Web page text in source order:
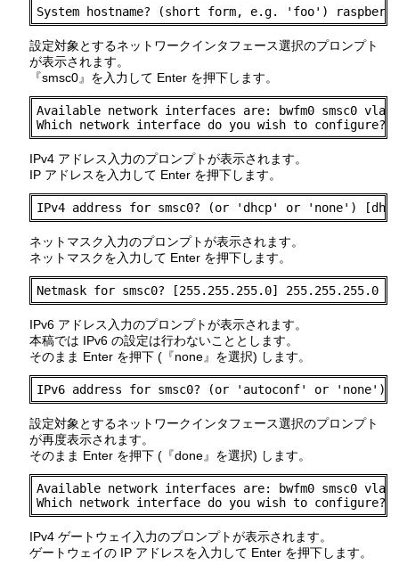
System hostname? (short form, e.g. 'foo')
設定対象とするネットワークインタフェース選択のプロンプト
が表示されます。
『smsc0』を入力して Enter を押下します。
Available network interfaces are: bwfm0 smsc0
Which network interface do you wish to configure?
IPv4 アドレス入力のプロンプトが表示されます。
IP アドレスを入力して Enter を押下します。
IPv4 address for smsc0? (or 'dhcp' or 'none')
ネットマスク入力のプロンプトが表示されます。
ネットマスクを入力して Enter を押下します。
Netmask for smsc0? [255.255.255.0] 255.255.255.0
IPv6 アドレス入力のプロンプトが表示されます。
本稿では IPv6 の設定は行わないこととします。
そのまま Enter を押下 (『none』を選択) します。
IPv6 address for smsc0? (or 'autoconf' or 'none')
設定対象とするネットワークインタフェース選択のプロンプト
が再度表示されます。
そのまま Enter を押下 (『done』を選択) します。
Available network interfaces are: bwfm0 smsc0
Which network interface do you wish to
IPv4 ゲートウェイ入力のプロンプトが表示されます。
ゲートウェイの IP アドレスを入力して Enter を押下します。